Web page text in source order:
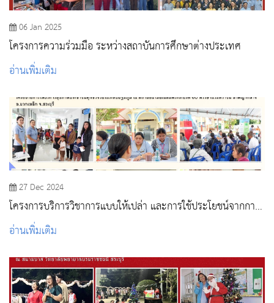
06 Jan 2025
โครงการความร่วมมือ ระหว่างสถาบันการศึกษาต่างประเทศ
อ่านเพิ่มเติม
27 Dec 2024
โครงการบริการวิชาการแบบให้เปล่า และการใช้ประโยชน์จากการ
บริการวิชาการ
อ่านเพิ่มเติม